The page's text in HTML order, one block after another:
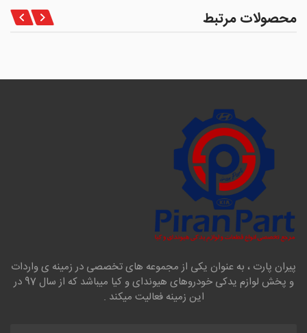
محصولات مرتبط
پیران پارت ، به عنوان یکی از مجموعه های تخصصی در زمینه ی واردات
و پخش لوازم یدکی خودروهای هیوندای و کیا میباشد که از سال 97 در
این زمینه فعالیت میکند .